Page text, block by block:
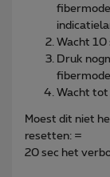
Wacht 10
Druk
Wacht tot
Moest dit niet
resetten: =
20 sec het